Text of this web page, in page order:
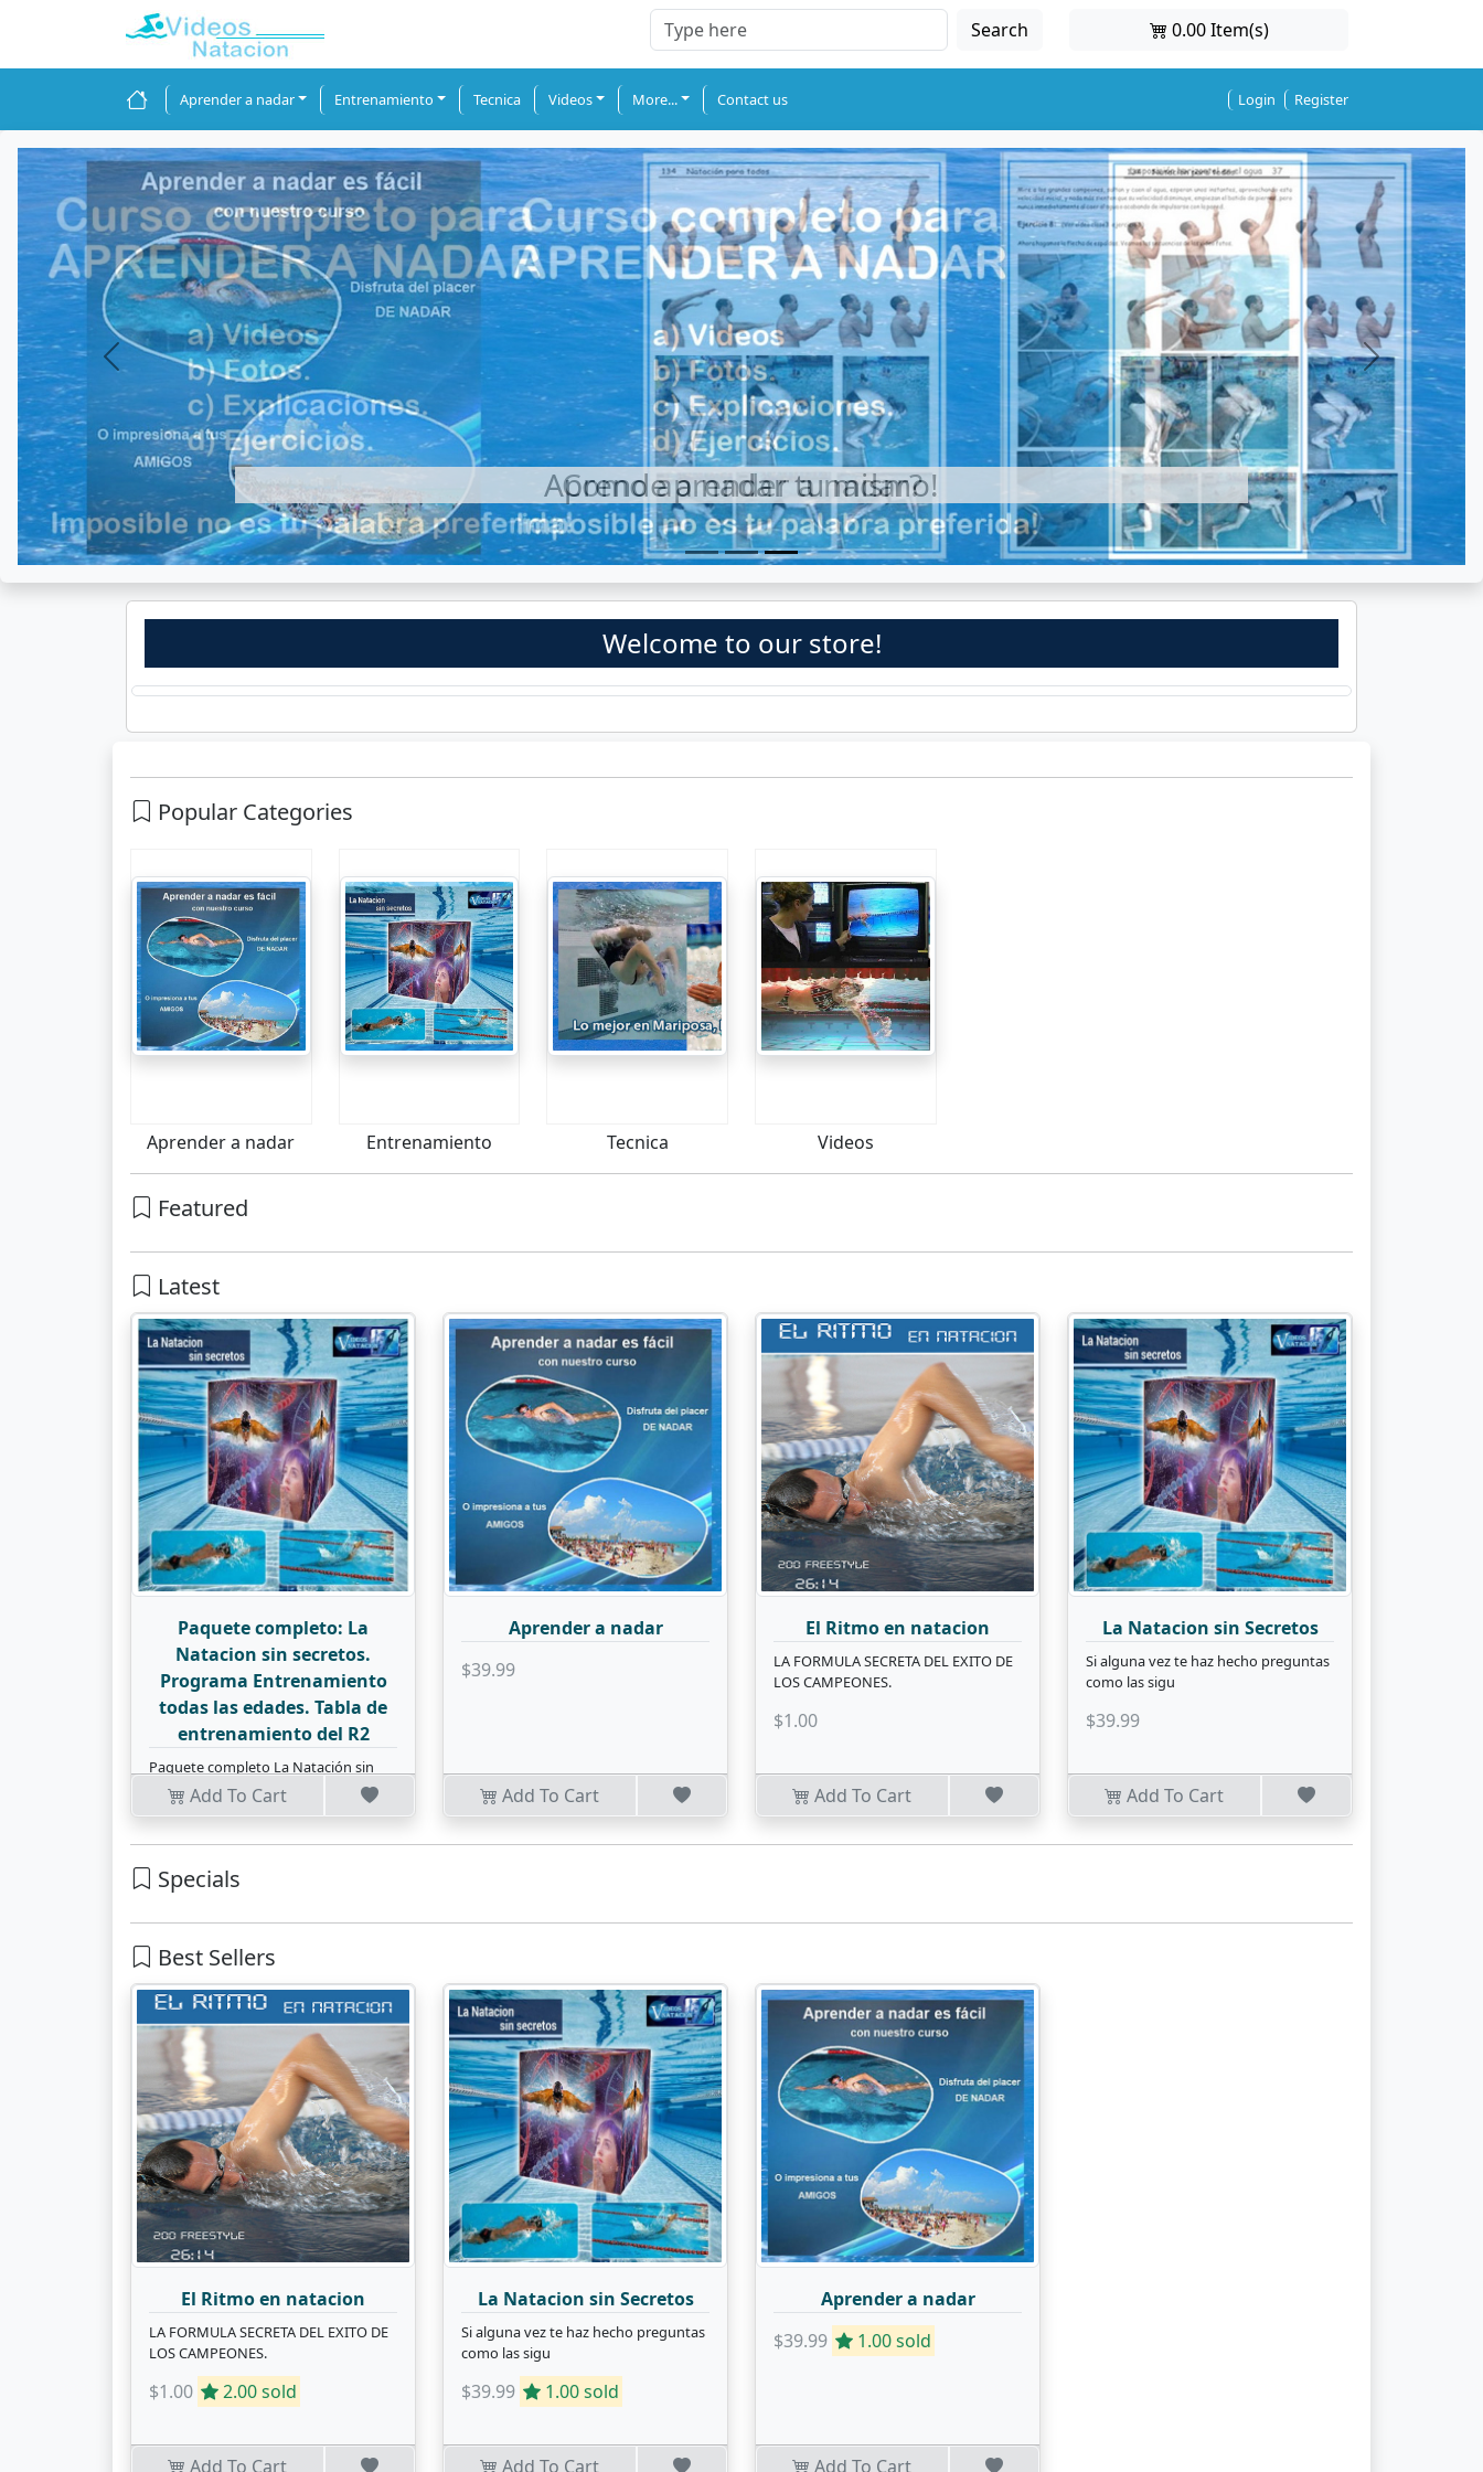
Search 0.00 Item(s)
Aprender a nadar Entrenamiento Tecnica Videos More... Contact us Login Register
Aprende a nadar tu mismo!
Previous Next
Welcome to our store!
Popular Categories
Como Aprender a
nadar. Videos,
fotos y texto
...
Aprender a nadar
Como aprender a
entrenar natacion.
Curso completo
...
Entrenamiento
Videos, cursos,
ejercicios de
tecnica de
natacion
...
Tecnica
Videos de tecnica,
campeonatos del
mundo, Juegos
Olimpicos
...
Videos
Featured
Latest
Paquete completo: La
Natacion sin secretos.
Programa Entrenamiento
todas las edades. Tabla de
entrenamiento del R2
Paquete completo La Natación sin
Secretos y tabla del entrenami
Add To Cart
Aprender a nadar
$39.99
Add To Cart
El Ritmo en natacion
LA FORMULA SECRETA DEL EXITO DE
LOS CAMPEONES.
$1.00
Add To Cart
La Natacion sin Secretos
Si alguna vez te haz hecho preguntas
como las sigu
$39.99
Add To Cart
Specials
Best Sellers
El Ritmo en natacion
LA FORMULA SECRETA DEL EXITO DE
LOS CAMPEONES.
$1.00 2.00 sold
Add To Cart
La Natacion sin Secretos
Si alguna vez te haz hecho preguntas
como las sigu
$39.99 1.00 sold
Add To Cart
Aprender a nadar
$39.99
1.00 sold
Add To Cart